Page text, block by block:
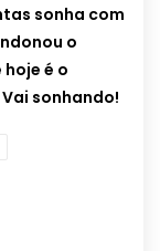
sonha com
o
é o
sonhando!